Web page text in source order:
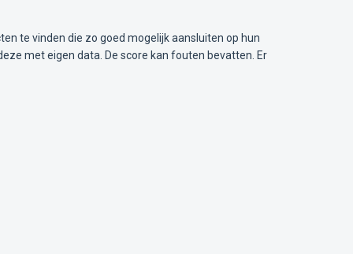
te vinden die zo goed mogelijk aansluiten op hun
met eigen data. De score kan fouten bevatten. Er